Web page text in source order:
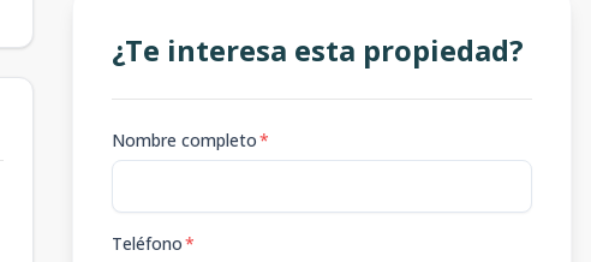
¿Te interesa esta propiedad?
Nombre completo*
Teléfono*